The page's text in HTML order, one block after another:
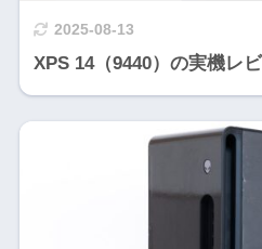
2025-08-13
XPS 14（9440）の実機レ